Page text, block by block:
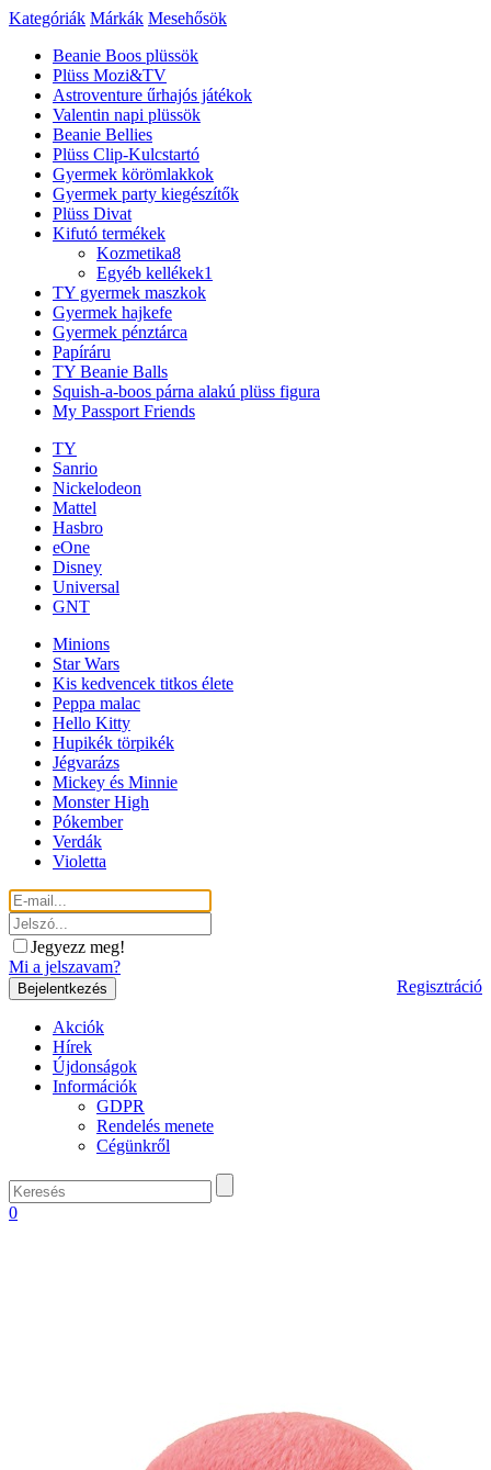
Kategóriák Márkák Mesehősök
Beanie Boos plüssök
Plüss Mozi&TV
Astroventure űrhajós játékok
Valentin napi plüssök
Beanie Bellies
Plüss Clip-Kulcstartó
Gyermek körömlakkok
Gyermek party kiegészítők
Plüss Divat
Kifutó termékek
Kozmetika8
Egyéb kellékek1
TY gyermek maszkok
Gyermek hajkefe
Gyermek pénztárca
Papíráru
TY Beanie Balls
Squish-a-boos párna alakú plüss figura
My Passport Friends
TY
Sanrio
Nickelodeon
Mattel
Hasbro
eOne
Disney
Universal
GNT
Minions
Star Wars
Kis kedvencek titkos élete
Peppa malac
Hello Kitty
Hupikék törpikék
Jégvarázs
Mickey és Minnie
Monster High
Pókember
Verdák
Violetta
Jegyezz meg!
Mi a jelszavam?
Regisztráció
Akciók
Hírek
Újdonságok
Információk
GDPR
Rendelés menete
Cégünkről
0